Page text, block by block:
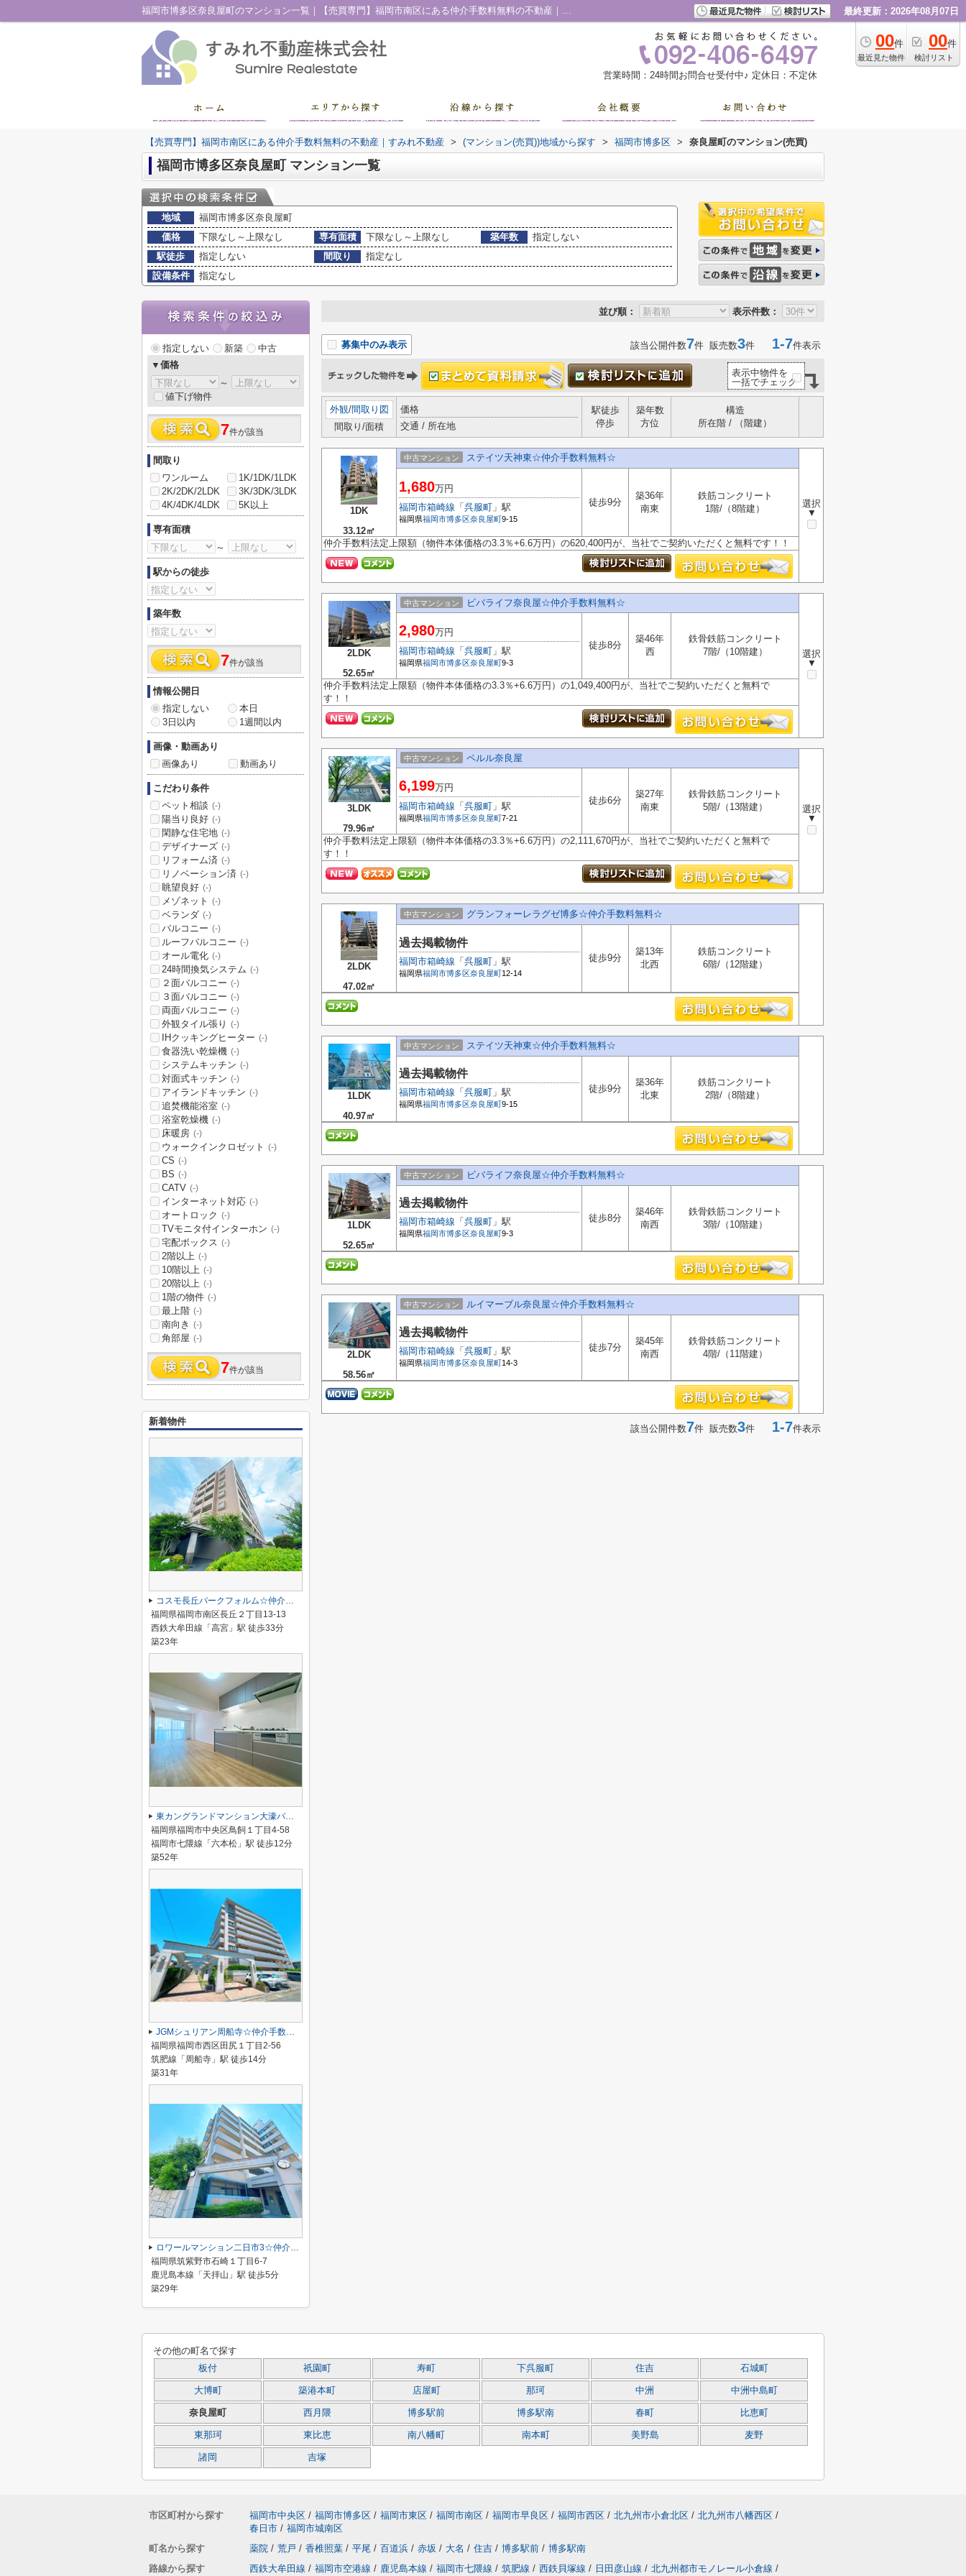
福岡市博多区奈良屋町のマンション一覧｜【売買専門】福岡市南区にある仲介手数料無料の不動産｜すみれ不動産 最終更新：2026年08月07日
00件
最近見た物件
00件
検討リスト
営業時間：24時間お問合せ受付中♪ 定休日：不定休
【売買専門】福岡市南区にある仲介手数料無料の不動産｜すみれ不動産 > (マンション(売買))地域から探す > 福岡市博多区 > 奈良屋町のマンション(売買)
福岡市博多区奈良屋町 マンション一覧
地域
福岡市博多区奈良屋町
価格
下限なし～上限なし 専有面積 下限なし～上限なし 築年数
指定しない
駅徒歩
指定しない 間取り
指定なし
設備条件
指定なし
並び順： 表示件数：
募集中のみ表示 該当公開件数7件 販売数3件 1-7件表示
表示中物件を
一括でチェック
外観/間取り図
間取り/面積
価格
交通 / 所在地
駅徒歩
停歩
築年数
方位
構造
所在階 / （階建）
1DK
33.12㎡
中古マンション ステイツ天神東☆仲介手数料無料☆
選択
▼
1,680万円
福岡市箱崎線 「 呉服町 」駅
福岡県福岡市博多区奈良屋町9-15
徒歩9分
築36年
南東
鉄筋コンクリート
1階/（8階建）
仲介手数料法定上限額（物件本体価格の3.3％+6.6万円）の620,400円が、当社でご契約いただくと無料です！！
2LDK
52.65㎡
中古マンション ビバライフ奈良屋☆仲介手数料無料☆
選択
▼
2,980万円
福岡市箱崎線 「 呉服町 」駅
福岡県福岡市博多区奈良屋町9-3
徒歩8分
築46年
西
鉄骨鉄筋コンクリート
7階/（10階建）
仲介手数料法定上限額（物件本体価格の3.3％+6.6万円）の1,049,400円が、当社でご契約いただくと無料で
す！！
3LDK
79.96㎡
中古マンション ペルル奈良屋
選択
▼
6,199万円
福岡市箱崎線 「 呉服町 」駅
福岡県福岡市博多区奈良屋町7-21
徒歩6分
築27年
南東
鉄骨鉄筋コンクリート
5階/（13階建）
仲介手数料法定上限額（物件本体価格の3.3％+6.6万円）の2,111,670円が、当社でご契約いただくと無料で
す！！
2LDK
47.02㎡
中古マンション グランフォーレラグゼ博多☆仲介手数料無料☆
過去掲載物件
福岡市箱崎線 「 呉服町 」駅
福岡県福岡市博多区奈良屋町12-14
徒歩9分
築13年
北西
鉄筋コンクリート
6階/（12階建）
1LDK
40.97㎡
中古マンション ステイツ天神東☆仲介手数料無料☆
過去掲載物件
福岡市箱崎線 「 呉服町 」駅
福岡県福岡市博多区奈良屋町9-15
徒歩9分
築36年
北東
鉄筋コンクリート
2階/（8階建）
1LDK
52.65㎡
中古マンション ビバライフ奈良屋☆仲介手数料無料☆
過去掲載物件
福岡市箱崎線 「 呉服町 」駅
福岡県福岡市博多区奈良屋町9-3
徒歩8分
築46年
南西
鉄骨鉄筋コンクリート
3階/（10階建）
2LDK
58.56㎡
中古マンション ルイマーブル奈良屋☆仲介手数料無料☆
過去掲載物件
福岡市箱崎線 「 呉服町 」駅
福岡県福岡市博多区奈良屋町14-3
徒歩7分
築45年
南西
鉄骨鉄筋コンクリート
4階/（11階建）
該当公開件数7件 販売数3件 1-7件表示
指定しない 新築
中古
▼価格
～
値下げ物件
7件が該当
間取り
ワンルーム
1K/1DK/1LDK
2K/2DK/2LDK
3K/3DK/3LDK
4K/4DK/4LDK
5K以上
専有面積
～
駅からの徒歩
築年数
7件が該当
情報公開日
指定しない
本日
3日以内
1週間以内
画像・動画あり
画像あり
動画あり
こだわり条件
ペット相談 (-)
陽当り良好 (-)
閑静な住宅地 (-)
デザイナーズ (-)
リフォーム済 (-)
リノベーション済 (-)
眺望良好 (-)
メゾネット (-)
ベランダ (-)
バルコニー (-)
ルーフバルコニー (-)
オール電化 (-)
24時間換気システム (-)
２面バルコニー (-)
３面バルコニー (-)
両面バルコニー (-)
外観タイル張り (-)
IHクッキングヒーター (-)
食器洗い乾燥機 (-)
システムキッチン (-)
対面式キッチン (-)
アイランドキッチン (-)
追焚機能浴室 (-)
浴室乾燥機 (-)
床暖房 (-)
ウォークインクロゼット (-)
CS (-)
BS (-)
CATV (-)
インターネット対応 (-)
オートロック (-)
TVモニタ付インターホン (-)
宅配ボックス (-)
2階以上 (-)
10階以上 (-)
20階以上 (-)
1階の物件 (-)
最上階 (-)
南向き (-)
角部屋 (-)
7件が該当
新着物件
コスモ長丘パークフォルム☆仲介手数料無料☆
福岡県福岡市南区長丘２丁目13-13
西鉄大牟田線「高宮」駅 徒歩33分
築23年
東カングランドマンション大濠パークサイド☆仲介手数料無料☆
福岡県福岡市中央区鳥飼１丁目4-58
福岡市七隈線「六本松」駅 徒歩12分
築52年
JGMシュリアン周船寺☆仲介手数料無料☆
福岡県福岡市西区田尻１丁目2-56
筑肥線「周船寺」駅 徒歩14分
築31年
ロワールマンション二日市3☆仲介手数料無料☆
福岡県筑紫野市石崎１丁目6-7
鹿児島本線「天拝山」駅 徒歩5分
築29年
その他の町名で探す
板付 祇園町 寿町 下呉服町 住吉 石城町
大博町 築港本町 店屋町 那珂 中洲 中洲中島町
奈良屋町 西月隈 博多駅前 博多駅南 春町 比恵町
東那珂 東比恵 南八幡町 南本町 美野島 麦野
諸岡 吉塚
市区町村から探す 福岡市中央区 / 福岡市博多区 / 福岡市東区 / 福岡市南区 / 福岡市早良区 / 福岡市西区 / 北九州市小倉北区 / 北九州市八幡西区 /
春日市 / 福岡市城南区
町名から探す
薬院 / 荒戸 / 香椎照葉 / 平尾 / 百道浜 / 赤坂 / 大名 / 住吉 / 博多駅前 / 博多駅南
路線から探す
西鉄大牟田線 / 福岡市空港線 / 鹿児島本線 / 福岡市七隈線 / 筑肥線 / 西鉄貝塚線 / 日田彦山線 / 北九州都市モノレール小倉線 /